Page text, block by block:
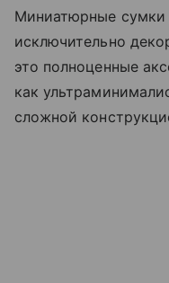
Миниатюрные сумки
исключительно
это полноценные
как
сложной